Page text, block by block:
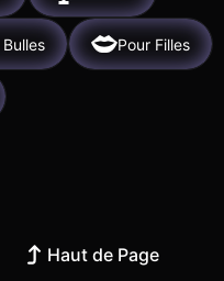
Pour Filles
Haut de Page